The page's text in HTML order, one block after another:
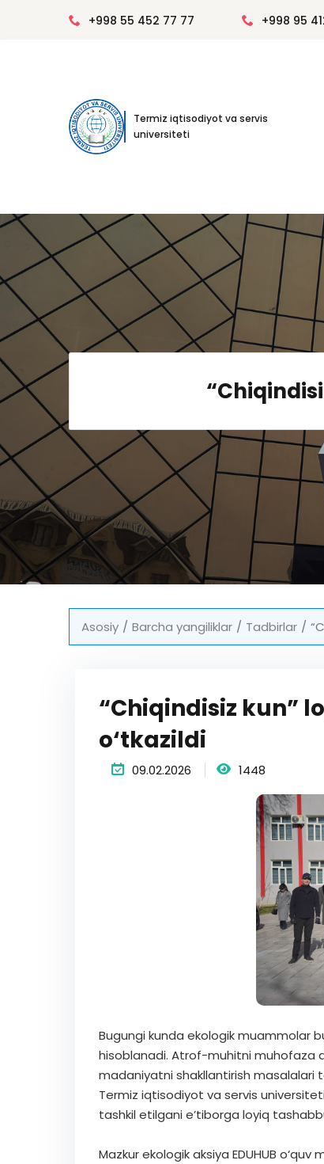
+998 55 452 77 77 +998 95
Termiz iqtisodiyot va servis
universiteti
Asosiy Barcha yangiliklar Tadbirlar
“Chiqindisiz kun”
o‘tkazildi
09.02.2026 1448
Bugungi kunda ekologik muammolar
hisoblanadi. Atrof-muhitni muhofaza
madaniyatni shakllantirish
Termiz iqtisodiyot va servis
tashkil etilgani e’tiborga loyiq
Mazkur ekologik aksiya EDUHUB